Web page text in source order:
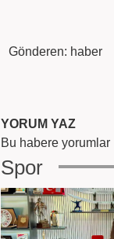
Gönderen: haber
YORUM YAZ
Bu habere yorumlar
Spor